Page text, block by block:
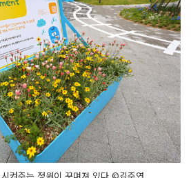
켜주는 정원이 꾸며져 있다 ©김주연